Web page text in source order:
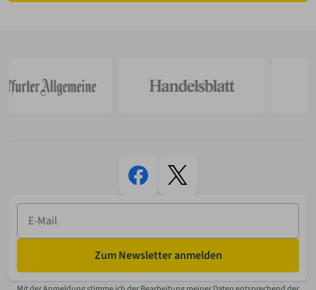
E-
Mail
Zum Newsletter anmelden